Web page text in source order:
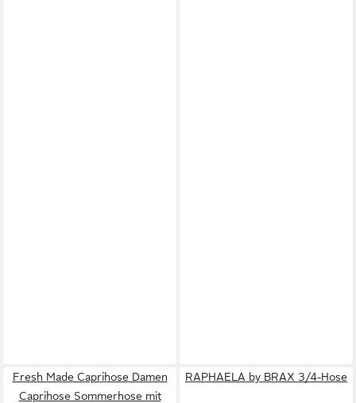
Fresh Made Caprihose Damen
Caprihose Sommerhose mit
RAPHAELA by BRAX 3/4-Hose